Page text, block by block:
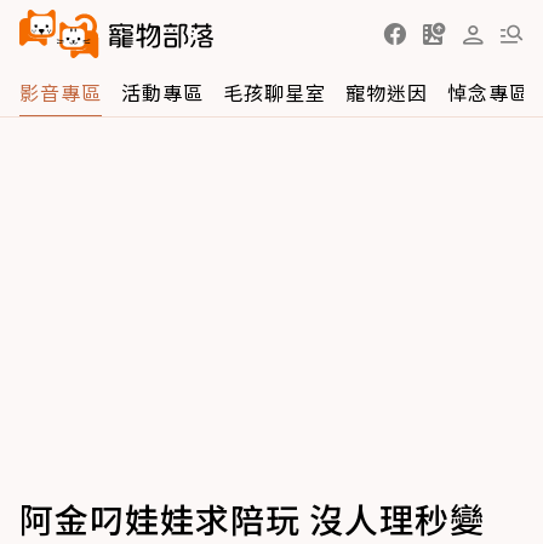
影音專區 活動專區 毛孩聊星室 寵物迷因 悼念專區
阿金叼娃娃求陪玩 沒人理秒變